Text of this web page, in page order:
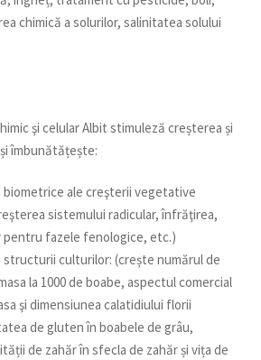
chimică a solurilor, salinitatea solului
şi celular Albit stimuleză creșterea și
îmbunătățește:
ale creşterii vegetative
sistemului radicular, înfrăţirea,
pentru fazele fenologice, etc.)
culturilor: (crește numărul de
la 1000 de boabe, aspectul comercial
şi dimensiunea calatidiului florii
de gluten în boabele de grâu,
de zahăr în sfecla de zahăr și vița de